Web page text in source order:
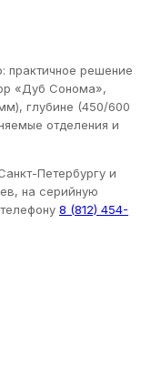
решение
«Дуб Сонома»,
глубине (450/600
отделения и
Петербургу и
на серийную
8 (812) 454-